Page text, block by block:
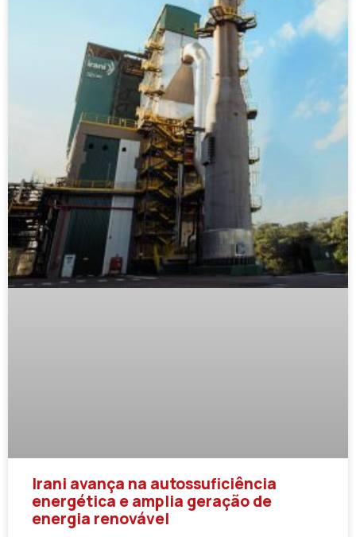
Irani avança na autossuficiência
energética e amplia geração de
energia renovável